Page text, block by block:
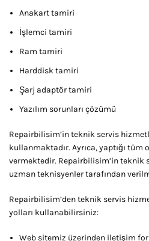
Anakart tamiri
İşlemci tamiri
Ram tamiri
Harddisk tamiri
Şarj adaptör tamiri
Yazılım sorunları çözümü
Repairbilisim’in teknik servis
kullanmaktadır. Ayrıca, yaptığı tüm
vermektedir. Repairbilisim’in teknik
uzman teknisyenler tarafından
Repairbilisim’den teknik servis
yolları kullanabilirsiniz:
Web sitemiz üzerinden iletişim